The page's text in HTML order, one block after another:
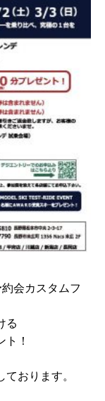
会カスタムフ
る
！
おります。